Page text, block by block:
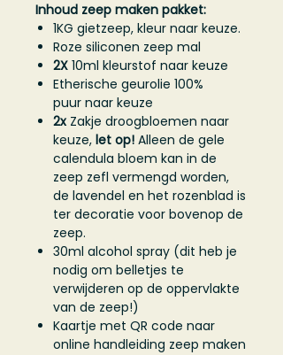
Inhoud zeep maken pakket:
1KG gietzeep, kleur naar keuze.
Roze siliconen zeep mal
2X 10ml kleurstof naar keuze
Etherische geurolie 100%
puur naar keuze
2x Zakje droogbloemen naar
keuze, let op! Alleen de gele
calendula bloem kan in de
zeep zefl vermengd worden,
de lavendel en het rozenblad is
ter decoratie voor bovenop de
zeep.
30ml alcohol spray (dit heb je
nodig om belletjes te
verwijderen op de oppervlakte
van de zeep!)
Kaartje met QR code naar
online handleiding zeep maken